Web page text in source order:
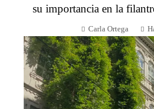
su importancia en la
Carla Ortega